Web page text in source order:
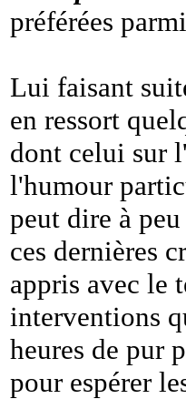
préférées
Lui faisant
en ressort
dont celui sur
l'humour
peut dire à
ces dernières
appris avec le
interventions
heures de pur
pour espérer